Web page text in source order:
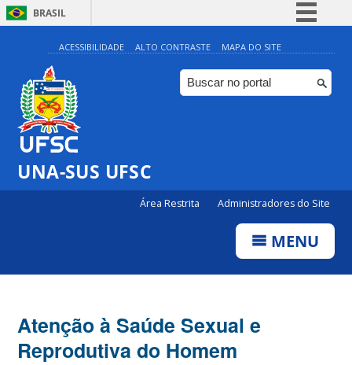
BRASIL
Simplifique!
Comunica BR
Participe
ACESSIBILIDADE ALTO CONTRASTE MAPA DO SITE
UNA-SUS UFSC
Área Restrita Administradores do Site
MENU
Atenção à Saúde Sexual e
Reprodutiva do Homem